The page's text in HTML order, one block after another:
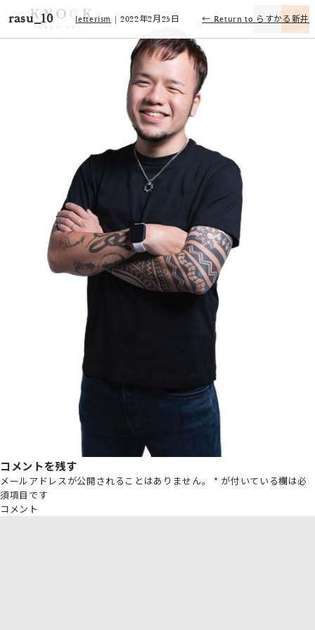
rasu_10 letterism |2022年2月25日 ← Return to らすかる新井
コメントを残す
メールアドレスが公開されることはありません。 * が付いている欄は必
須項目です
コメント